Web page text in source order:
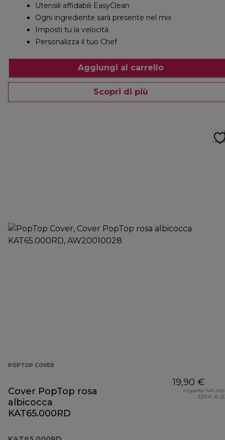
Utensili affidabili EasyClean
Ogni ingrediente sarà presente nel mix
Imposti tu la velocità
Personalizza il tuo Chef
Aggiungi al carrello
Scopri di più
POPTOP COVER
Cover PopTop rosa
albicocca
KAT65.000RD
19,90 €
Importo IVA
3,59 € di